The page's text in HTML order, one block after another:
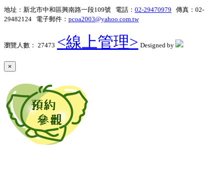
地址：新北市中和區興南路一段109號 電話： 02-29470979 傳真：02-
29482124 電子郵件： pcoa2003@yahoo.com.tw
瀏覽人數： 27473 <線上管理> Designed by
×